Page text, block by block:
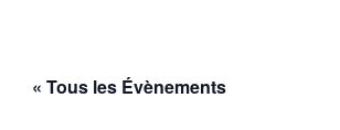
« Tous les Évènements